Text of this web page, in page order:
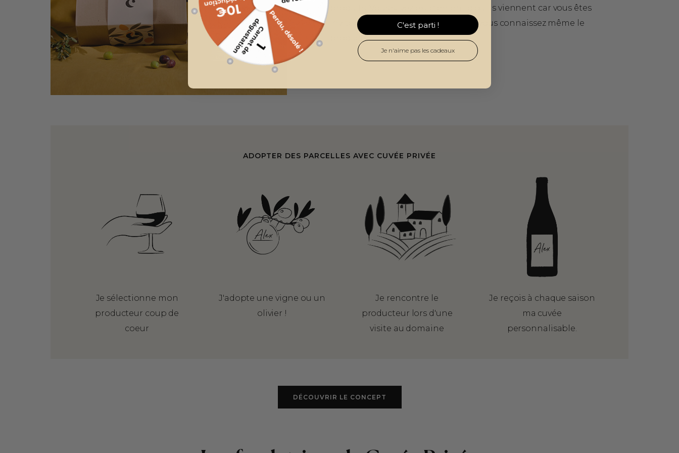
produits. Vous savez exactement d’où ils viennent car vous êtes
invité.e à venir visiter le domaine et vous connaissez même le
producteur !
ADOPTER DES PARCELLES AVEC CUVÉE PRIVÉE
Je sélectionne mon
producteur coup de
coeur
J'adopte une vigne ou un
olivier !
Je rencontre le
producteur lors d'une
visite au domaine
Je reçois à chaque saison
ma cuvée
personnalisable.
DÉCOUVRIR LE CONCEPT
C'est parti !
Je n'aime pas les cadeaux